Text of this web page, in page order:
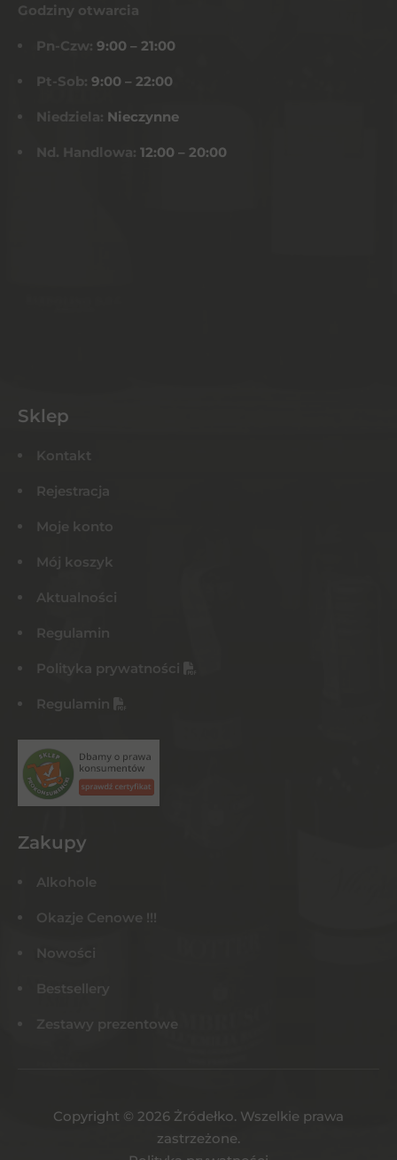
Godziny otwarcia
Pn-Czw: 9:00 – 21:00
Pt-Sob: 9:00 – 22:00
Niedziela: Nieczynne
Nd. Handlowa: 12:00 – 20:00
Sklep
Kontakt
Rejestracja
Moje konto
Mój koszyk
Aktualności
Regulamin
Polityka prywatności
Regulamin
Zakupy
Alkohole
Okazje Cenowe !!!
Nowości
Bestsellery
Zestawy prezentowe
Copyright © 2026 Żródełko. Wszelkie prawa
zastrzeżone.